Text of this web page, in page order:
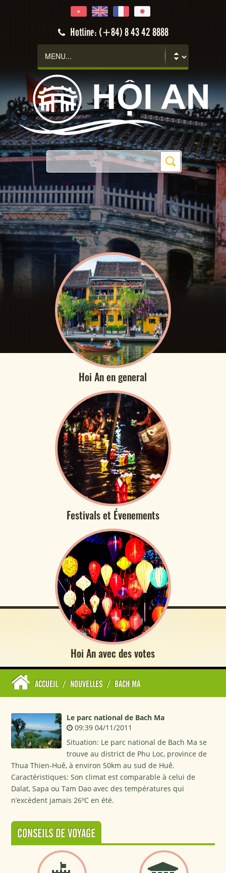
Hotline: (+84) 8 43 42 8888
Hoi An en general
Festivals et Évenements
Hoi An avec des votes
ACCUEIL / NOUVELLES / BACH MA
Le parc national de Bach Ma
09:39 04/11/2011
Situation: Le parc national de Bach Ma se
trouve au district de Phu Loc, province de
Thua Thien-Huê, à environ 50km au sud de Huê.
Caractéristiques: Son climat est comparable à celui de
Dalat, Sapa ou Tam Dao avec des températures qui
n’excèdent jamais 26ºC en été.
CONSEILS DE VOYAGE